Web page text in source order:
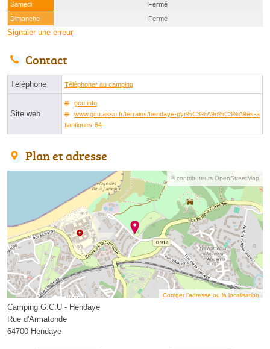
Samedi
Fermé
Dimanche
Fermé
Signaler une erreur
Contact
Téléphone Téléphoner au camping
Site web
gcu.info
www.gcu.asso.fr/terrains/hendaye-pyr%C3%A9n%C3%A9es-a
tlantiques-64
Plan et adresse
© contributeurs OpenStreetMap
Corriger l’adresse ou la localisation
Camping G.C.U - Hendaye
Rue d'Armatonde
64700 Hendaye